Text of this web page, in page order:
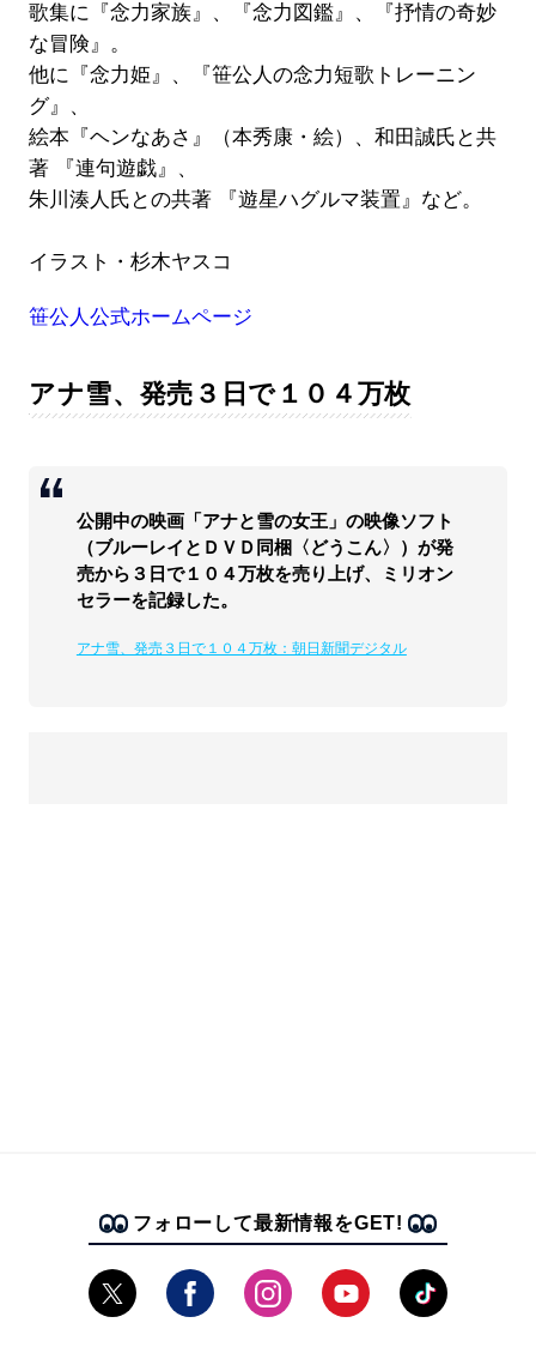
歌集に『念力家族』、『念力図鑑』、『抒情の奇妙
な冒険』。
他に『念力姫』、『笹公人の念力短歌トレーニン
グ』、
絵本『ヘンなあさ』（本秀康・絵）、和田誠氏と共
著 『連句遊戯』、
朱川湊人氏との共著 『遊星ハグルマ装置』など。
イラスト・杉木ヤスコ
笹公人公式ホームページ
アナ雪、発売３日で１０４万枚
公開中の映画「アナと雪の女王」の映像ソフト
（ブルーレイとＤＶＤ同梱〈どうこん〉）が発
売から３日で１０４万枚を売り上げ、ミリオン
セラーを記録した。
アナ雪、発売３日で１０４万枚：朝日新聞デジタル
フォローして最新情報をGET!